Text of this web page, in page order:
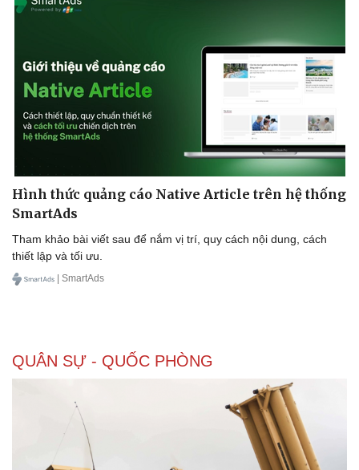
Doanh nghiệp
Thông tin doanh nghiệp
Doanh nghiệp 24h
Doanh nhân
Công nghệ
Tin Công nghệ
Trải nghiệm
Chuyển đổi số
Hình thức quảng cáo Native Article trên hệ thống
SmartAds
Tham khảo bài viết sau để nắm vị trí, quy cách nội dung, cách
thiết lập và tối ưu.
| SmartAds
QUÂN SỰ - QUỐC PHÒNG